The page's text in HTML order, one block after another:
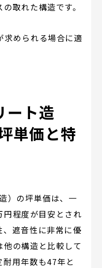
取れた構造です。
求められる場合に適
ート造
単価と特
）の坪単価は、一
程度が目安とされ
、遮音性に非常に優
の構造と比較して
用年数も47年と